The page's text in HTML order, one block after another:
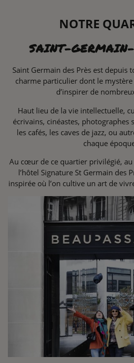
NOTRE
SAINT-GERMAIN-
Saint Germain des Près est depuis
charme particulier dont le mystère
d’inspirer de
Haut lieu de la vie intellectuelle,
écrivains, cinéastes, photographes
les cafés, les caves de jazz, ou
chaque
Au cœur de ce quartier privilégié,
l’hôtel Signature St Germain des
inspirée où l’on cultive un art de